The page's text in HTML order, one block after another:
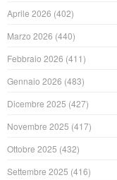
Aprile 2026 (402)
Marzo 2026 (440)
Febbraio 2026 (411)
Gennaio 2026 (483)
Dicembre 2025 (427)
Novembre 2025 (417)
Ottobre 2025 (432)
Settembre 2025 (416)